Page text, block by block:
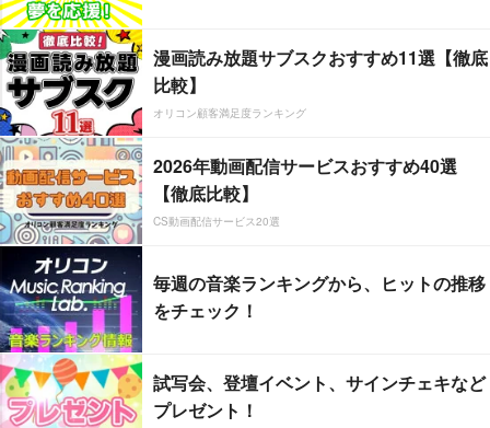
漫画読み放題サブスクおすすめ11選【徹底
比較】
オリコン顧客満足度ランキング
2026年動画配信サービスおすすめ40選
【徹底比較】
CS動画配信サービス20選
毎週の音楽ランキングから、ヒットの推移
をチェック！
試写会、登壇イベント、サインチェキなど
プレゼント！